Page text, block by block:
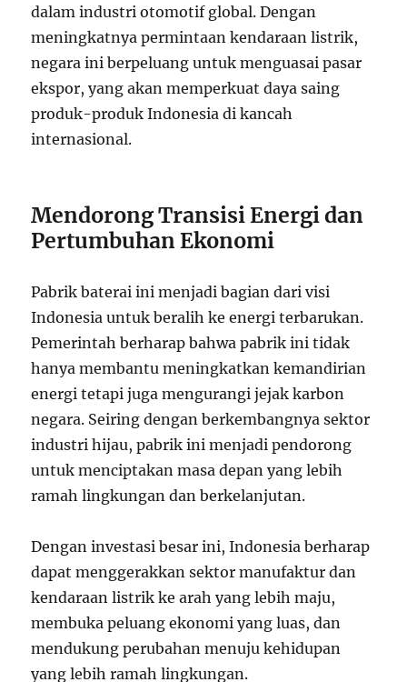
dalam industri otomotif global. Dengan
meningkatnya permintaan kendaraan listrik,
negara ini berpeluang untuk menguasai pasar
ekspor, yang akan memperkuat daya saing
produk-produk Indonesia di kancah
internasional.
Mendorong Transisi Energi dan
Pertumbuhan Ekonomi
Pabrik baterai ini menjadi bagian dari visi
Indonesia untuk beralih ke energi terbarukan.
Pemerintah berharap bahwa pabrik ini tidak
hanya membantu meningkatkan kemandirian
energi tetapi juga mengurangi jejak karbon
negara. Seiring dengan berkembangnya sektor
industri hijau, pabrik ini menjadi pendorong
untuk menciptakan masa depan yang lebih
ramah lingkungan dan berkelanjutan.
Dengan investasi besar ini, Indonesia berharap
dapat menggerakkan sektor manufaktur dan
kendaraan listrik ke arah yang lebih maju,
membuka peluang ekonomi yang luas, dan
mendukung perubahan menuju kehidupan
yang lebih ramah lingkungan.